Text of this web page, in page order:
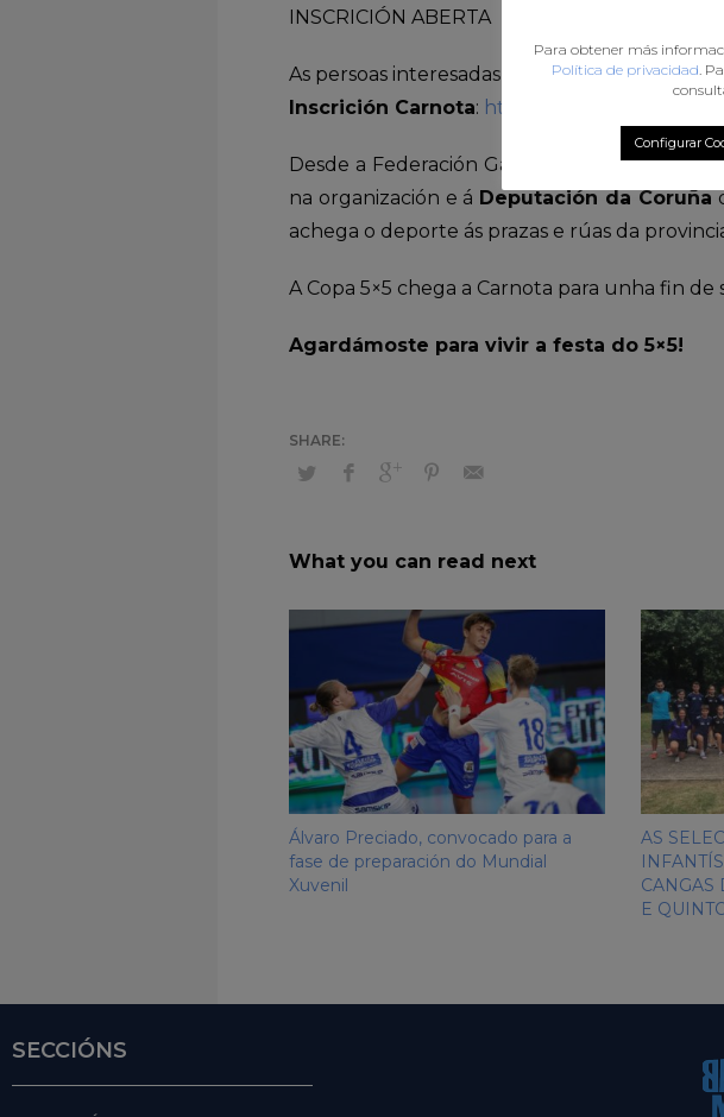
INSCRICIÓN ABERTA
As persoas interesadas poden inscribirse a
Inscrición Carnota: https://
Desde a Federación Galega de Balonmán
na organización e á Deputación da Coruña
achega o deporte ás prazas e rúas da
A Copa 5×5 chega a Carnota para unha fin
Agardámoste para vivir a festa do 5×5!
What you can read next
Álvaro Preciado, convocado para a
fase de preparación do Mundial
Xuvenil
AS
CANGAS
E
SECCIÓNS
Para obtener más
Política de privacidad.
Configurar